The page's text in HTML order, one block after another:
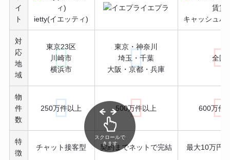
イ
ト
ietty(イエッティ)
イエプラ
キャッシュバ
対
応
地
域
東京23区
川崎市
横浜市
東京・神奈川
埼玉・千葉
大阪・京都・兵庫
全国
物
件
数
250万件以上 500万件以上 600万件
特
徴
チャット接客型 契約までネットで完結 最大10万円
スクロールで
きます